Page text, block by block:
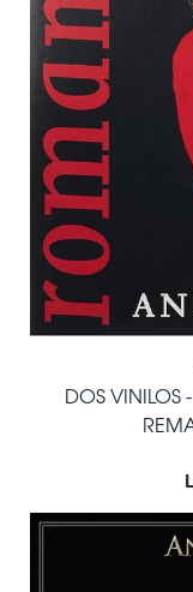
DOS VINILOS